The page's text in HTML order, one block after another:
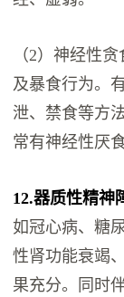
（2）神经性
及暴食行为。
泄、禁食等方
常有神经性厌
12.器质性精神
如冠心病、糖
性肾功能衰竭
果充分。同时